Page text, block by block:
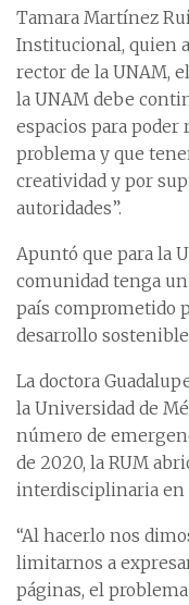
Tamara Martínez
Institucional, quien
rector de la UNAM,
la UNAM debe
espacios para poder
problema y que
creatividad y por
autoridades”.
Apuntó que para la
comunidad tenga
país comprometido
desarrollo
La doctora
la Universidad de
número de
de 2020, la RUM
interdisciplinaria en
“Al hacerlo nos
limitarnos a
páginas, el